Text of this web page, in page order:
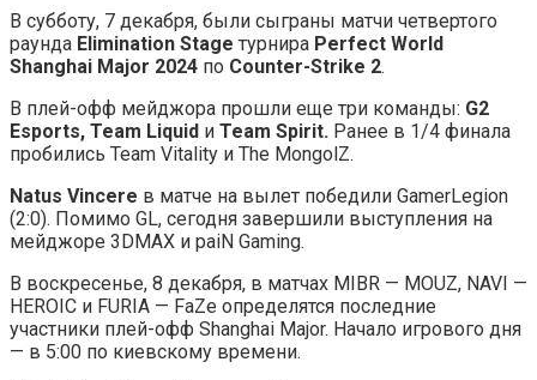
В субботу, 7 декабря, были сыграны матчи четвертого
раунда Elimination Stage турнира Perfect World
Shanghai Major 2024 по Counter-Strike 2.
В плей-офф мейджора прошли еще три команды: G2
Esports, Team Liquid и Team Spirit. Ранее в 1/4 финала
пробились Team Vitality и The MongolZ.
Natus Vincere в матче на вылет победили GamerLegion
(2:0). Помимо GL, сегодня завершили выступления на
мейджоре 3DMAX и paiN Gaming.
В воскресенье, 8 декабря, в матчах MIBR — MOUZ, NAVI —
HEROIC и FURIA — FaZe определятся последние
участники плей-офф Shanghai Major. Начало игрового дня
— в 5:00 по киевскому времени.